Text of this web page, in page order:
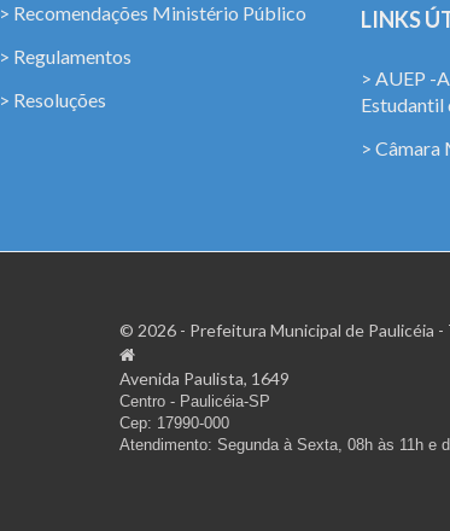
> Recomendações Ministério Público
> Regulamentos
> Resoluções
LINKS
> AUEP -
Estudantil
> Câmara
© 2026 - Prefeitura Municipal de Paulicéia
Avenida Paulista, 1649
Centro - Paulicéia-SP
Cep: 17990-000
Atendimento: Segunda à Sexta, 08h às 11h e